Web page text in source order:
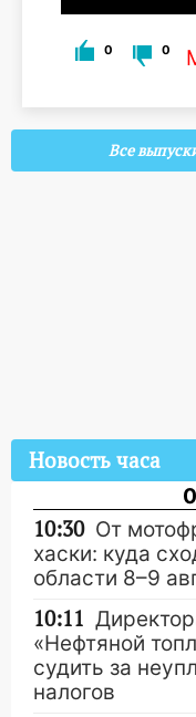
0 0
Все
Новость часа
10:30 От
хаски: куда
области 8–9
10:11
«Нефтяной
судить за
налогов